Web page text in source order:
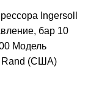
Ingersoll
бар 10
Модель
Rand (США)